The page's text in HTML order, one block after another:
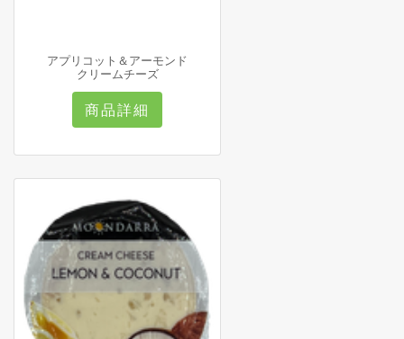
アプリコット＆アーモンド
クリームチーズ
商品詳細